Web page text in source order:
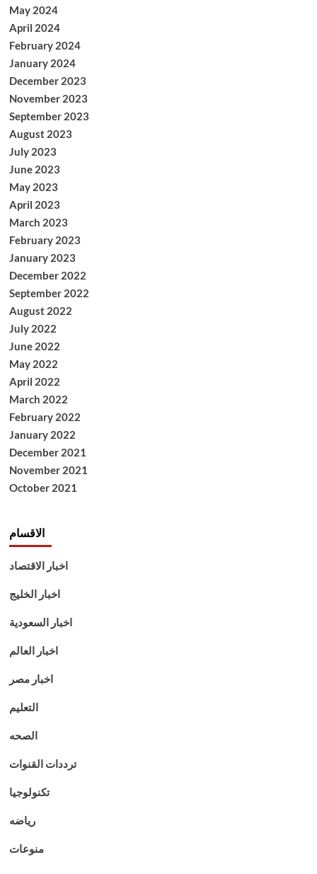
May 2024
April 2024
February 2024
January 2024
December 2023
November 2023
September 2023
August 2023
July 2023
June 2023
May 2023
April 2023
March 2023
February 2023
January 2023
December 2022
September 2022
August 2022
July 2022
June 2022
May 2022
April 2022
March 2022
February 2022
January 2022
December 2021
November 2021
October 2021
الاقسام
اخبار الاقتصاد
اخبار الخليج
اخبار السعودية
اخبار العالم
اخبار مصر
التعليم
الصحه
ترددات القنوات
تكنولوجيا
رياضه
منوعات